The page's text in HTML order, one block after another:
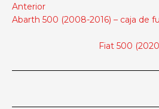
Anterior
Abarth 500 (2008-2016) – caja de
Fiat 500